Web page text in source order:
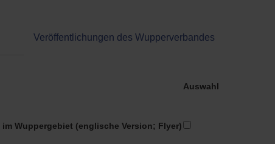
Veröffentlichungen des Wupperverbandes
Auswahl
Wuppergebiet (englische Version; Flyer)